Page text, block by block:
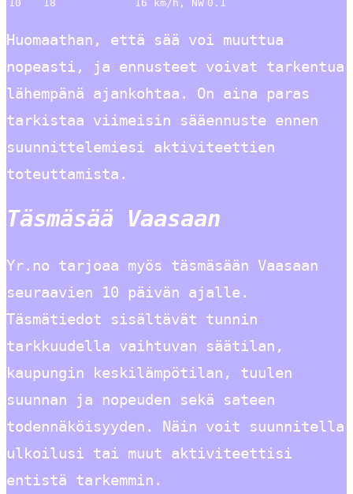
10 18 16 km/h, NW 0.1
Huomaathan, että sää voi muuttua
nopeasti, ja ennusteet voivat tarkentua
lähempänä ajankohtaa. On aina paras
tarkistaa viimeisin sääennuste ennen
suunnittelemiesi aktiviteettien
toteuttamista.
Täsmäsää Vaasaan
Yr.no tarjoaa myös täsmäsään Vaasaan
seuraavien 10 päivän ajalle.
Täsmätiedot sisältävät tunnin
tarkkuudella vaihtuvan säätilan,
kaupungin keskilämpötilan, tuulen
suunnan ja nopeuden sekä sateen
todennäköisyyden. Näin voit suunnitella
ulkoilusi tai muut aktiviteettisi
entistä tarkemmin.